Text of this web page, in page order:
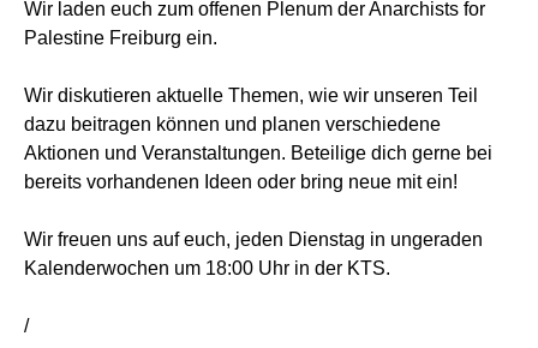
Wir laden euch zum offenen Plenum der Anarchists for
Palestine Freiburg ein.
Wir diskutieren aktuelle Themen, wie wir unseren Teil
dazu beitragen können und planen verschiedene
Aktionen und Veranstaltungen. Beteilige dich gerne bei
bereits vorhandenen Ideen oder bring neue mit ein!
Wir freuen uns auf euch, jeden Dienstag in ungeraden
Kalenderwochen um 18:00 Uhr in der KTS.
/